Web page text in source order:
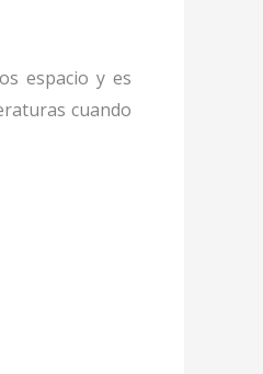
espacio y es
cuando